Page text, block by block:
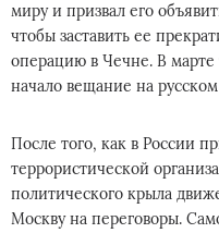
миру и призвал его
чтобы заставить ее
операцию в Чечне. В марте
начало вещание на
После того, как в России
террористической
политического крыла
Москву на переговоры.